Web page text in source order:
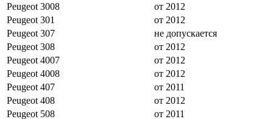
Peugeot 3008
от 2012
Peugeot 301
от 2012
Peugeot 307
не допускается
Peugeot 308
от 2012
Peugeot 4007
от 2012
Peugeot 4008
от 2012
Peugeot 407
от 2011
Peugeot 408
от 2012
Peugeot 508
от 2011